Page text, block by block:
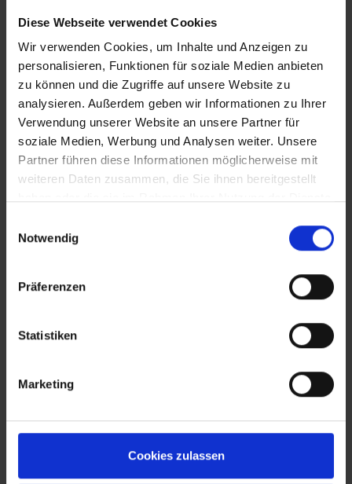
Diese Webseite verwendet Cookies
Wir verwenden Cookies, um Inhalte und Anzeigen zu
personalisieren, Funktionen für soziale Medien anbieten
zu können und die Zugriffe auf unsere Website zu
analysieren. Außerdem geben wir Informationen zu Ihrer
Verwendung unserer Website an unsere Partner für
soziale Medien, Werbung und Analysen weiter. Unsere
Partner führen diese Informationen möglicherweise mit
weiteren Daten zusammen, die Sie ihnen bereitgestellt
Notwendig
Präferenzen
Statistiken
Marketing
Cookies zulassen